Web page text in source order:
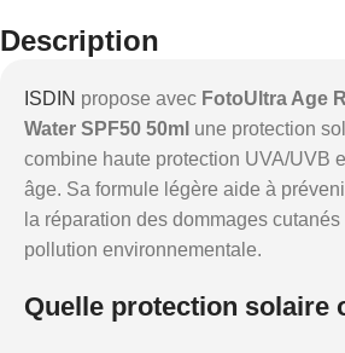
Description
ISDIN propose avec FotoUltra Age
Water SPF50 50ml une protection
combine haute protection UVA/UVB
âge. Sa formule légère aide à
la réparation des dommages
pollution environnementale.
Quelle protection solaire